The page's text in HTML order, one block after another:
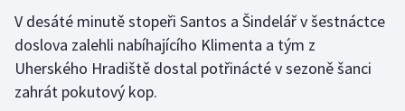
Olympijské hry
V desáté minutě stopeři Santos a Šindelář v šestnáctce
doslova zalehli nabíhajícího Klimenta a tým z
Uherského Hradiště dostal potřinácté v sezoně šanci
zahrát pokutový kop.